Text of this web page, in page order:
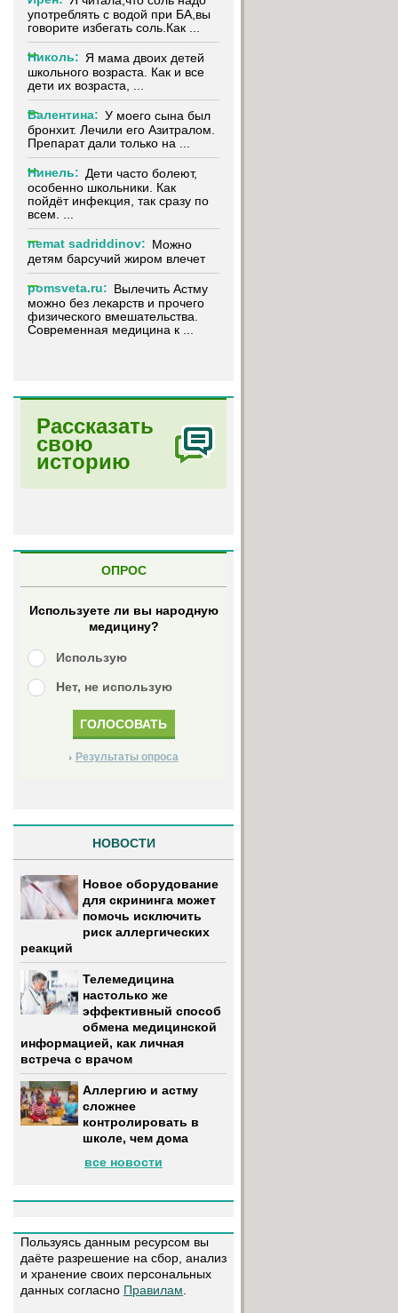
употреблять с водой при БА,вы
говорите избегать соль.Как ...
Николь: Я мама двоих детей
школьного возраста. Как и все
дети их возраста, ...
Валентина: У моего сына был
бронхит. Лечили его Азитралом.
Препарат дали только на ...
Нинель: Дети часто болеют,
особенно школьники. Как
пойдёт инфекция, так сразу по
всем. ...
nemat sadriddinov: Можно
детям барсучий жиром влечет
pomsveta.ru: Вылечить Астму
можно без лекарств и прочего
физического вмешательства.
Современная медицина к ...
Рассказать
свою
историю
ОПРОС
Используете ли вы народную
медицину?
Использую
Нет, не использую
Результаты опроса
НОВОСТИ
Новое оборудование
для скрининга может
помочь исключить
риск аллергических
реакций
Телемедицина
настолько же
эффективный способ
обмена медицинской
информацией, как личная
встреча с врачом
Аллергию и астму
сложнее
контролировать в
школе, чем дома
все новости
Пользуясь данным ресурсом вы
даёте разрешение на сбор, анализ
и хранение своих персональных
данных согласно Правилам